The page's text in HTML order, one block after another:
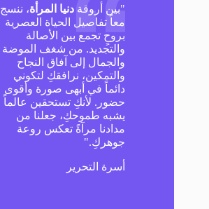
"بين أروقةدنيا المرأة، ننسج
معاً تفاصيل الحياة العصرية
بروحٍ تجمع بين الأصالة
والتجديد. من شغف الموضة
والجمال إلى آفاق النجاح
والتمكين، نرافقكِ لتكوني
دائماً في أبهى صورة وأقوى
حضور. لأنكِ تستحقين عالماً
يشبه طموحكِ، جعلنا من
مدادنا مرآةً تعكس روعة
جوهركِ."
أسرة التحرير